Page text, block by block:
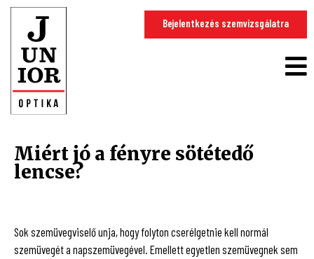
Bejelentkezés szemvizsgálatra
Miért jó a fényre sötétedő
lencse?
Sok szemüvegviselő unja, hogy folyton cserélgetnie kell normál
szemüvegét a napszemüvegével. Emellett egyetlen szemüvegnek sem